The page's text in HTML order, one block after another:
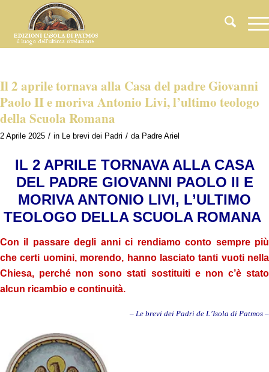
Il 2 aprile tornava alla Casa del padre Giovanni
Paolo II e moriva Antonio Livi, l’ultimo teologo
della Scuola Romana
2 Aprile 2025 / in Le brevi dei Padri / da Padre Ariel
IL 2 APRILE TORNAVA ALLA CASA
DEL PADRE GIOVANNI PAOLO II E
MORIVA ANTONIO LIVI, L’ULTIMO
TEOLOGO DELLA SCUOLA ROMANA
Con il passare degli anni ci rendiamo conto sempre più
che certi uomini, morendo, hanno lasciato tanti vuoti nella
Chiesa, perché non sono stati sostituiti e non c’è stato
alcun ricambio e continuità.
– Le brevi dei Padri de L’Isola di Patmos –